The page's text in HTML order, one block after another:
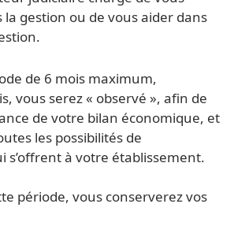
la gestion ou de vous aider dans
de 6 mois maximum,
vous serez « observé », afin de
de votre bilan économique, et
les possibilités de
s’offrent à votre établissement.
période, vous conserverez vos